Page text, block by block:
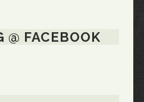
@ FACEBOOK